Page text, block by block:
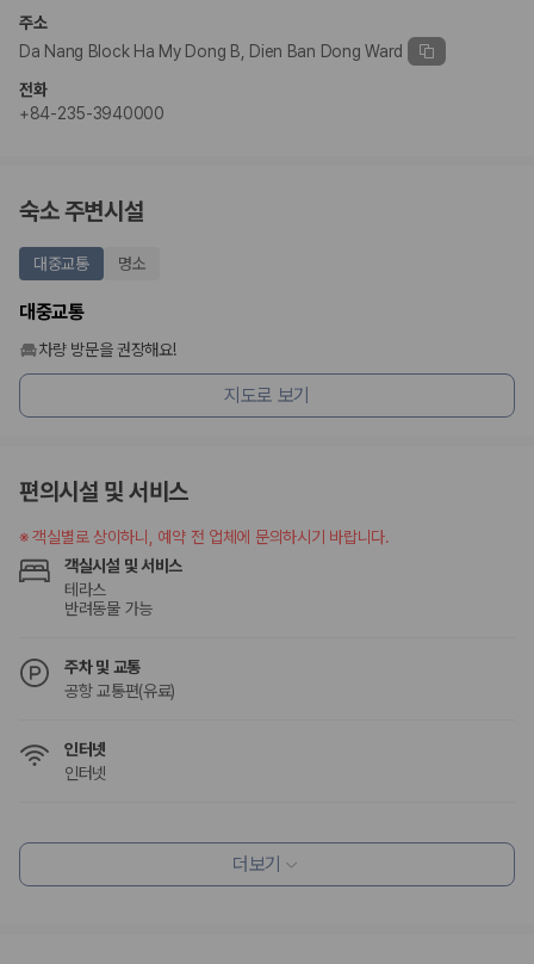
완전자차와 슈퍼자차는 업체별 보장 범위가 다를 수 있습니다. 카모아에서
는 제주 렌트카 가격과 함께 보험 조건을 비교해 여행 스타일에 맞는 보장
수준을 선택할 수 있습니다.
3. 제주공항 접근성과 셔틀 조건을 함께 확인하세요
하는 것이 좋습니다.
제주도 렌트카 차종별 가격비교
경차·소형차
혼자 또는 2인 여행에 적합하며 제주 렌트카 최저가를 찾는 사용자
가 가장 먼저 비교하는 차종입니다.
준중형·중형차
커플·친구 여행에서 많이 선택되며 가격과 승차감의 균형이 좋은 차
종입니다.
량 연식을 함께 비교하는 것이 좋습니다.
승합차·대형차
단체 여행이나 4인 이상 가족 여행에 적합하며 인원수, 짐 공간, 보
험 조건을 함께 확인해야 합니다.
제주렌트카 보험까지 비교해야 진짜 가격비교입
동일한 차량이라도 보험 조건에 따라 실제 부담 금액이 달라질 수 있습니
건을 함께 확인할 수 있도록 돕습니다.
일반자차:
슈퍼자차:더 높은 보장 조건을 원하는 사용자에게 적합합니다.
주소
Da Nang Block Ha My Dong B, Dien Ban Dong Ward
전화
+84-235-3940000
숙소 주변시설
대중교통 명소
대중교통
차량 방문을 권장해요!
지도로 보기
편의시설 및 서비스
※객실별로 상이하니, 예약 전 업체에 문의하시기 바랍니다.
객실시설 및 서비스
테라스
반려동물 가능
주차 및 교통
공항 교통편(유료)
인터넷
인터넷
더보기